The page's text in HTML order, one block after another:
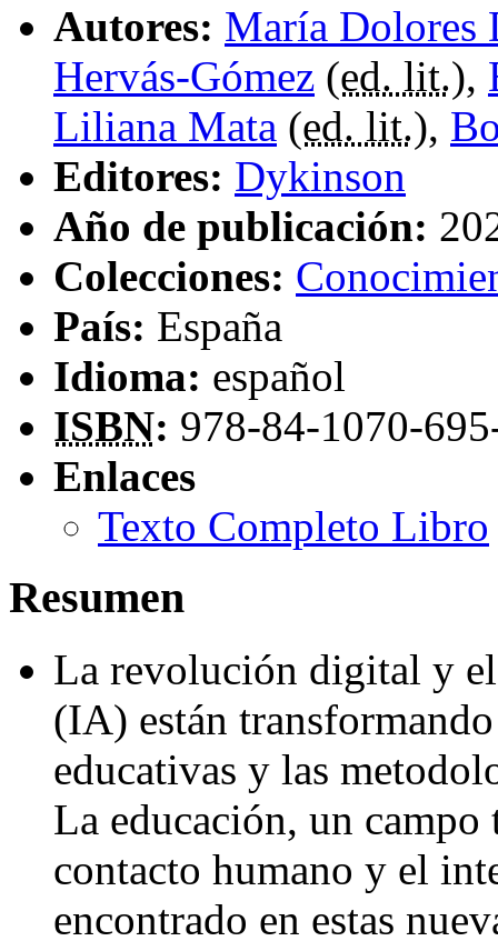
Autores: María Dolores
Hervás-Gómez (ed. lit.),
Liliana Mata (ed. lit.),
Editores: Dykinson
Año de publicación:
Colecciones:
País: España
Idioma: español
ISBN: 978-84-1070-
Enlaces
Texto Completo Libro
Resumen
La revolución digital y
(IA) están
educativas y las
La educación, un
contacto humano y el
encontrado en estas